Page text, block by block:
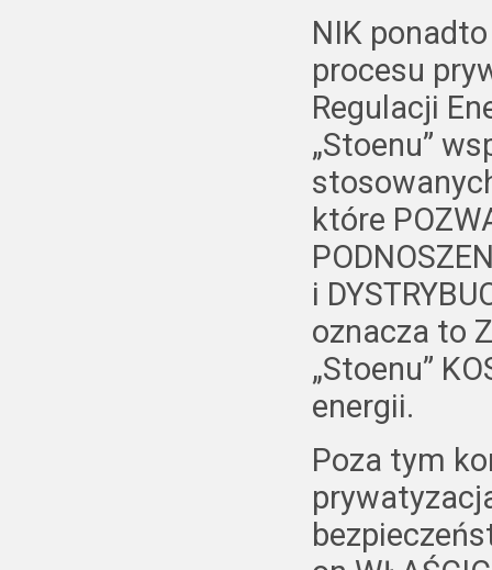
NIK
procesu
Regulacji
„Stoenu”
które
i
oznacza to
„Stoenu”
energii.
Poza tym